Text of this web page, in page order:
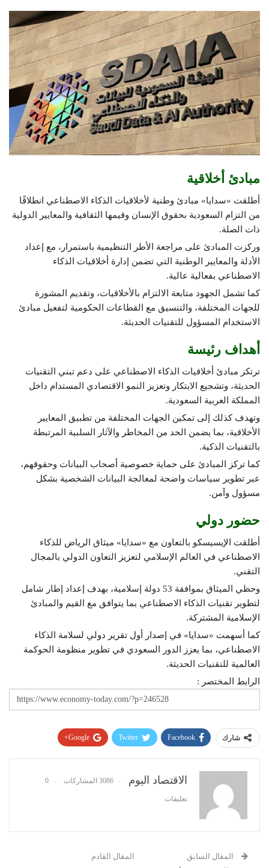
مبادئ أخلاقية
أطلقت «سدايا» مبادئ وطنية لأخلاقيات الذكاء الاصطناعي انطلاقًا
من التزام السعودية بحقوق الإنسان وقيمها الثقافية والمعايير الدولية
ذات الصلة.
وركزت المبادئ على مراجعة الأطر التنظيمية باستمرار، مع إعداد
الأدلة والمعايير الوطنية التي تضمن إدارة أخلاقيات الذكاء
الاصطناعي بفعالية عالية.
كما تشمل الجهود متابعة الالتزام بالأخلاقيات، وتقديم المشورة
للجهات المختلفة، والتنسيق مع القطاعات الحكومية لتفعيل مبادئ
الاستخدام المسؤول للتقنيات الحديثة.
أهداف رئيسة
ترتكز مبادئ أخلاقيات الذكاء الاصطناعي على دعم تبني التقنيات
الحديثة، وتشجيع الابتكار وتعزيز النمو الاقتصادي المستدام داخل
المملكة العربية السعودية.
وتهدف كذلك إلى تمكين الجهات المختلفة من تطبيق المعايير
الأخلاقية، بما يضمن الحد من المخاطر والآثار السلبية المرتبطة
بالتقنيات الذكية.
كما تركز المبادئ على حماية خصوصية أصحاب البيانات وحقوقهم،
عبر تطوير سياسات واضحة لمعالجة البيانات الشخصية بشكل
مسؤول وآمن.
حضور دولي
أطلقت الإيسيسكو بالتعاون مع «سدايا» ميثاق الرياض للذكاء
الاصطناعي في العالم الإسلامي لتعزيز التعاون الدولي بالمجال
التقني.
وحظي الميثاق بموافقة 53 دولة إسلامية، بهدف إعداد إطار شامل
لتطوير تقنيات الذكاء الاصطناعي بما يتوافق مع القيم والمبادئ
الإسلامية المشتركة.
كما أسهمت «سدايا» في إصدار أول تقرير دولي لسلامة الذكاء
الاصطناعي، بما يعزز الدور السعودي في تطوير منظومة الحوكمة
العالمية للتقنيات الحديثة.
الرابط المختصر :
شارك Facebook
Twitter
Google+
الاقتصاد اليوم 3086 المشاركات 0
تعليقات
المقال السابق المقال القادم